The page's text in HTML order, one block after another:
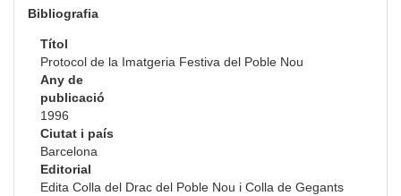
Bibliografia
Títol
Protocol de la Imatgeria Festiva del Poble Nou
Any de
publicació
1996
Ciutat i país
Barcelona
Editorial
Edita Colla del Drac del Poble Nou i Colla de Gegants